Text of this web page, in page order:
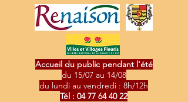
Accueil du public pendant l'été
du 15/07 au 14/08
du lundi au vendredi : 8h/12h
Tél : 04 77 64 40 22